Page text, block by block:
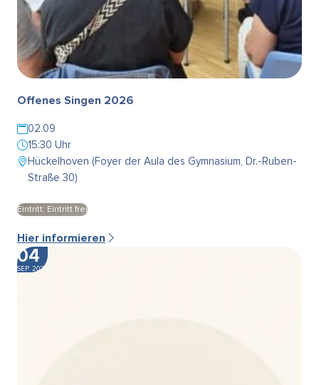
Offenes Singen 2026
02.09
15:30 Uhr
Hückelhoven (Foyer der Aula des Gymnasium, Dr.-Ruben-
Straße 30)
Eintritt: Eintritt frei
Hier informieren
04
SEP. 2026